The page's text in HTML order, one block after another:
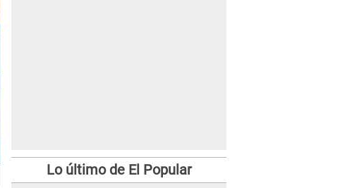
Lo último de El Popular